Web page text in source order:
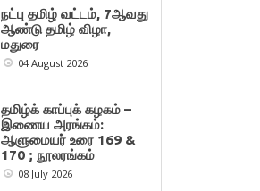
நட்பு தமிழ் வட்டம், 7ஆவது
ஆண்டு தமிழ் விழா,
மதுரை
04 August 2026
தமிழ்க் காப்புக் கழகம் –
இணைய அரங்கம்:
ஆளுமையர் உரை 169 &
170 ; நூலரங்கம்
08 July 2026